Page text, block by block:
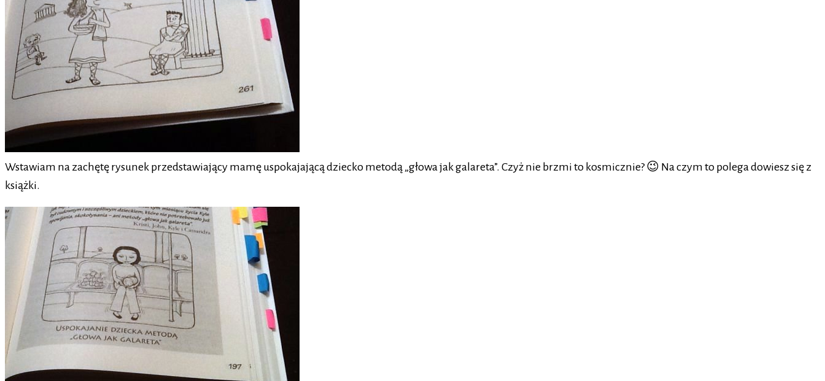
Wstawiam na zachętę rysunek przedstawiający mamę uspokajającą dziecko metodą „głowa jak galareta”. Czyż nie brzmi to kosmicznie? 😉 Na czym to polega dowiesz się z
książki.